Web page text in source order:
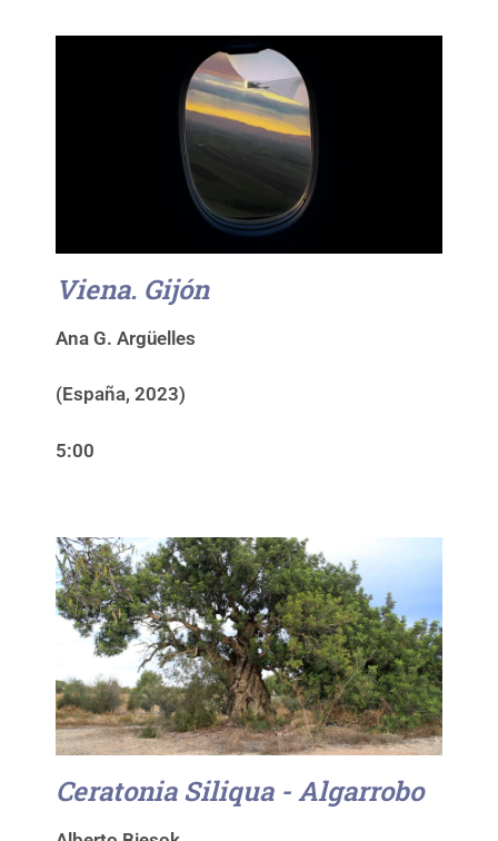
Viena. Gijón
Ana G. Argüelles
(España, 2023)
5:00
Ceratonia Siliqua - Algarrobo